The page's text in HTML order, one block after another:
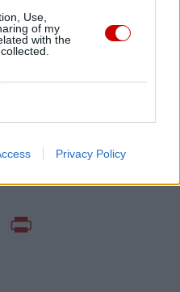
Use,
of my
with the
Privacy Policy
portalu eKAI.pl za
realizować naszą
Copy